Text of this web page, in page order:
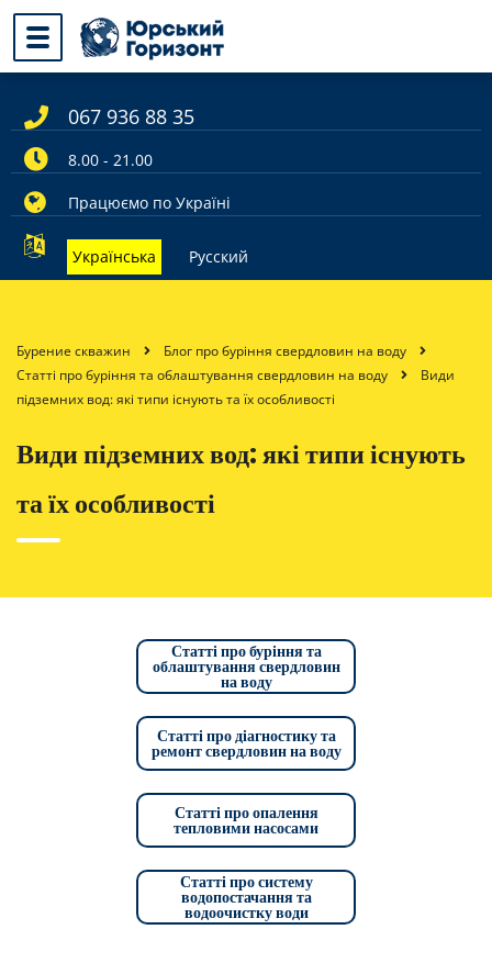
067 936 88 35
8.00 - 21.00
Працюємо по Україні
Українська Русский
Бурение скважин
Блог про буріння свердловин на воду
Статті про буріння та облаштування свердловин на воду
Види
підземних вод: які типи існують та їх особливості
Види підземних вод: які типи існують
та їх особливості
Статті про буріння та
облаштування свердловин
на воду
Статті про діагностику та
ремонт свердловин на воду
Статті про опалення
тепловими насосами
Статті про систему
водопостачання та
водоочистку води